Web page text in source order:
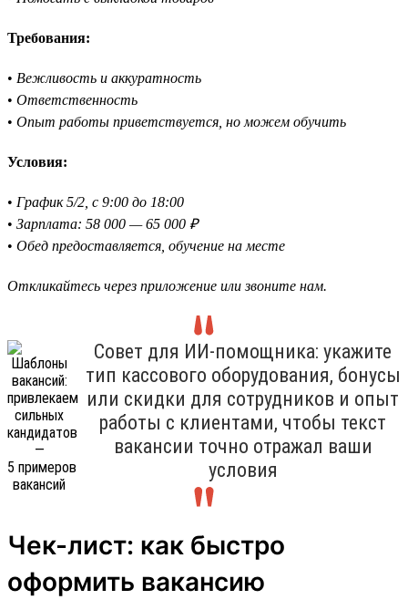
Требования:
• Вежливость и аккуратность
• Ответственность
• Опыт работы приветствуется, но можем обучить
Условия:
• График 5/2, с 9:00 до 18:00
• Зарплата: 58 000 — 65 000 ₽
• Обед предоставляется, обучение на месте
Откликайтесь через приложение или звоните нам.
Совет для ИИ-помощника: укажите
тип кассового оборудования, бонусы
или скидки для сотрудников и опыт
работы с клиентами, чтобы текст
вакансии точно отражал ваши
условия
Чек-лист: как быстро
оформить вакансию